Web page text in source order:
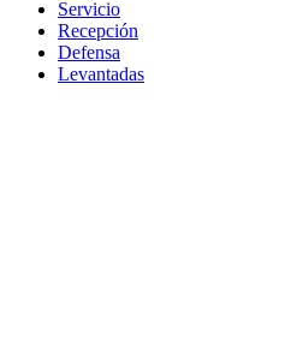
Servicio
Recepción
Defensa
Levantadas